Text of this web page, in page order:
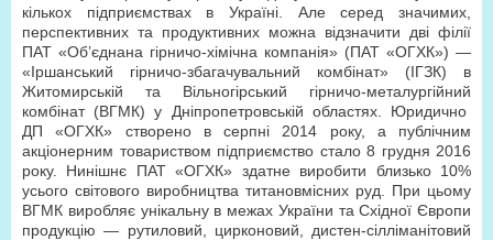
кількох підприємствах в Україні. Але серед значимих,
перспективних та продуктивних можна відзначити дві філії
ПАТ «Об’єднана гірничо-хімічна компанія» (ПАТ «ОГХК») —
«Іршанський гірничо-збагачувальний комбінат» (ІГЗК) в
Житомирській та Вільногірський гірничо-металургійний
комбінат (ВГМК) у Дніпропетровській областях. Юридично
ДП «ОГХК» створено в серпні 2014 року, а публічним
акціонерним товариством підприємство стало 8 грудня 2016
року. Нинішнє ПАТ «ОГХК» здатне виробити близько 10%
усього світового виробництва титановмісних руд. При цьому
ВГМК виробляє унікальну в межах України та Східної Європи
продукцію — рутиловий, цирконовий, дистен-сілліманітовий